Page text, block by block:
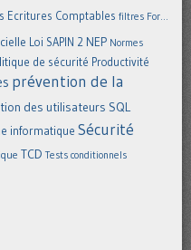
Ecritures Comptables filtres For...
Loi SAPIN 2 NEP Normes
de sécurité Productivité
prévention de la
des utilisateurs SQL
informatique Sécurité
TCD Tests conditionnels